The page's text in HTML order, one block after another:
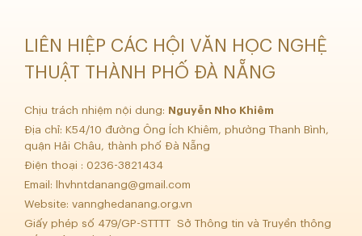
LIÊN HIỆP CÁC HỘI VĂN HỌC NGHỆ
THUẬT THÀNH PHỐ ĐÀ NẴNG
Chịu trách nhiệm nội dung: Nguyễn Nho Khiêm
Địa chỉ: K54/10 đường Ông Ích Khiêm, phường Thanh Bình,
quận Hải Châu, thành phố Đà Nẵng
Điện thoại : 0236-3821434
Email:
lhvhntdanang@gmail.com
Website: vannghedanang.org.vn
Giấy phép số 479/GP-STTTT Sở Thông tin và Truyền thông